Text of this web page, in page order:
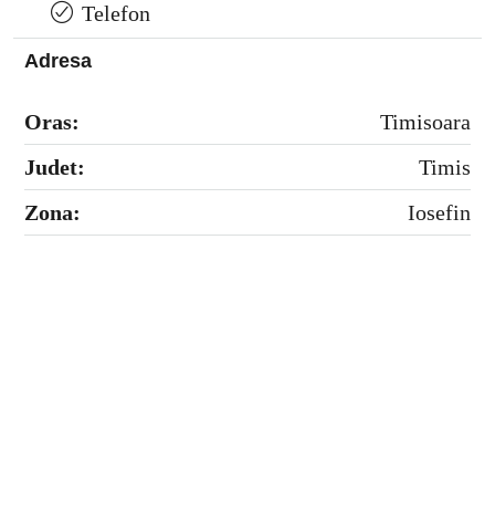
Telefon
Adresa
Oras:
Timisoara
Judet:
Timis
Zona:
Iosefin